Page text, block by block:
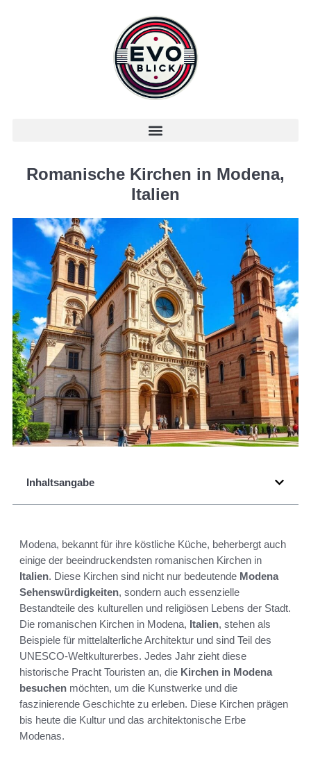
Romanische Kirchen in Modena,
Italien
Inhaltsangabe
Modena, bekannt für ihre köstliche Küche, beherbergt auch
einige der beeindruckendsten romanischen Kirchen in
Italien. Diese Kirchen sind nicht nur bedeutende Modena
Sehenswürdigkeiten, sondern auch essenzielle
Bestandteile des kulturellen und religiösen Lebens der Stadt.
Die romanischen Kirchen in Modena, Italien, stehen als
Beispiele für mittelalterliche Architektur und sind Teil des
UNESCO-Weltkulturerbes. Jedes Jahr zieht diese
historische Pracht Touristen an, die Kirchen in Modena
besuchen möchten, um die Kunstwerke und die
faszinierende Geschichte zu erleben. Diese Kirchen prägen
bis heute die Kultur und das architektonische Erbe
Modenas.